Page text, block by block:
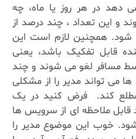
دهد در هر روز یا ماه، چه
و این تعداد ، چند درصد از
همچنین لازم است این
قابل تفکیک باشد، یعنی
مسافر لغو می شوند و چند
می تواند مدیر را از مشکلی
مطلع کند. فرض کنید در یک
ملاحظه ای از سرویس ها
خوب این موضوع مدیر را